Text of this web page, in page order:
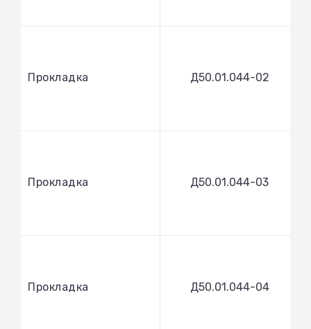
Прокладка Д50.01.044-02
Прокладка Д50.01.044-03
Прокладка Д50.01.044-04